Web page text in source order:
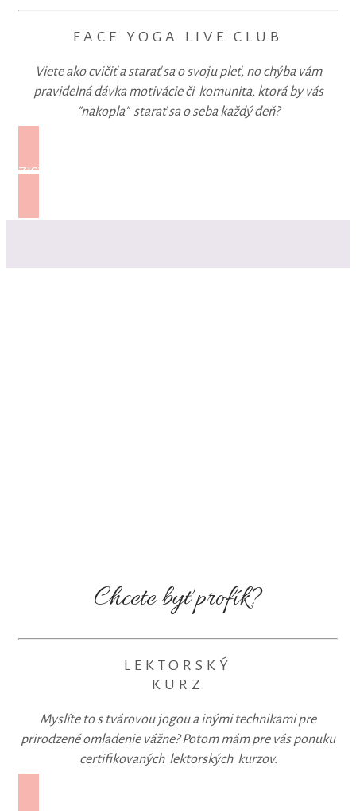
FACE YOGA LIVE CLUB
Viete ako cvičiť a starať sa o svoju pleť, no chýba vám
pravidelná dávka motivácie či komunita, ktorá by vás
"nakopla" starať sa o seba každý deň?
ZISTIŤ VIAC
Chcete byť profík?
LEKTORSKÝ
KURZ
Myslíte to s tvárovou jogou a inými technikami pre
prirodzené omladenie vážne? Potom mám pre vás ponuku
certifikovaných lektorských kurzov.